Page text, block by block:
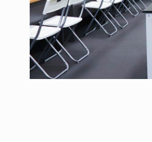
移民澳洲
联系我们